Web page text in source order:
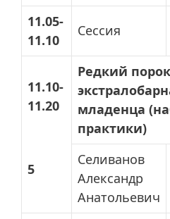
11.05-
11.10
Сессия
11.10-
11.20
5
Редкий
младенца
практики)
Селиванов
Александр
Анатольевич